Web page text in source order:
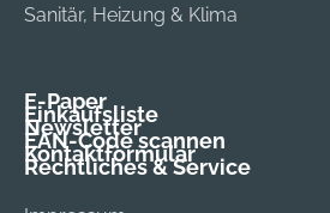
Sanitär, Heizung & Klima
E-Paper
Einkaufsliste
Newsletter
EAN-Code scannen
Kontaktformular
Rechtliches & Service